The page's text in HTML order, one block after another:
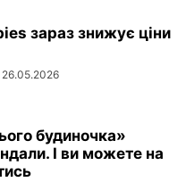
зараз знижує ціни
26.05.2026
будиночка»
І ви можете на